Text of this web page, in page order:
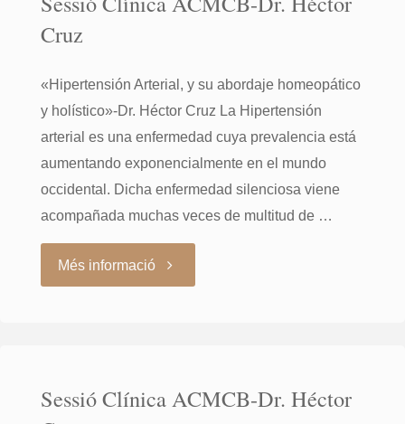
en
Homeopatia
2016-
17"
Cruz
«Hipertensión Arterial, y su abordaje homeopático
y holístico»-Dr. Héctor Cruz La Hipertensión
arterial es una enfermedad cuya prevalencia está
aumentando exponencialmente en el mundo
occidental. Dicha enfermedad silenciosa viene
acompañada muchas veces de multitud de …
Més informació"Sessió
Dr.
Sessió Clínica ACMCB-Dr. Héctor